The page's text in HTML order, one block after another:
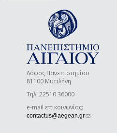
Λόφος Πανεπιστημίου
81100 Μυτιλήνη
Τηλ. 22510 36000
e-mail επικοινωνίας:
contactus@aegean.gr(link sends